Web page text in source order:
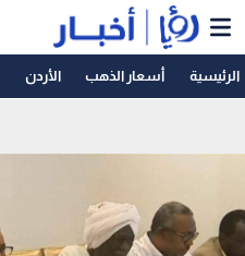
الرئيسية أسعار الذهب الأردن